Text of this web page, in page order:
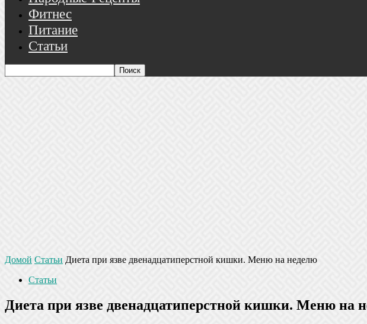
Фитнес
Питание
Статьи
Домой Статьи Диета при язве двенадцатиперстной кишки. Меню на неделю
Статьи
Диета при язве двенадцатиперстной кишки. Меню на